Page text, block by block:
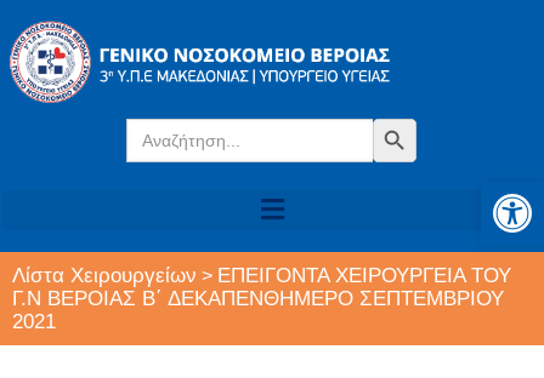
Search
for:
Search Button
Λίστα Χειρουργείων > ΕΠΕΙΓΟΝΤΑ ΧΕΙΡΟΥΡΓΕΙΑ ΤΟΥ
Γ.Ν ΒΕΡΟΙΑΣ Β΄ ΔΕΚΑΠΕΝΘΗΜΕΡΟ ΣΕΠΤΕΜΒΡΙΟΥ
2021